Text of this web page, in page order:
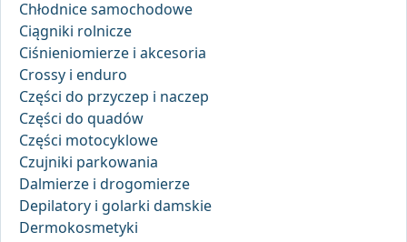
Chłodnice samochodowe
Ciągniki rolnicze
Ciśnieniomierze i akcesoria
Crossy i enduro
Części do przyczep i naczep
Części do quadów
Części motocyklowe
Czujniki parkowania
Dalmierze i drogomierze
Depilatory i golarki damskie
Dermokosmetyki